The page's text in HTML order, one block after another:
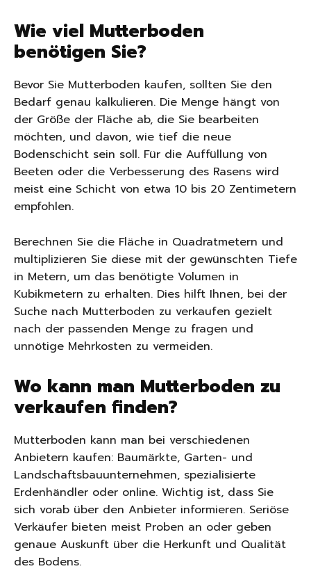
Wie viel Mutterboden
benötigen Sie?
Bevor Sie Mutterboden kaufen, sollten Sie den
Bedarf genau kalkulieren. Die Menge hängt von
der Größe der Fläche ab, die Sie bearbeiten
möchten, und davon, wie tief die neue
Bodenschicht sein soll. Für die Auffüllung von
Beeten oder die Verbesserung des Rasens wird
meist eine Schicht von etwa 10 bis 20 Zentimetern
empfohlen.
Berechnen Sie die Fläche in Quadratmetern und
multiplizieren Sie diese mit der gewünschten Tiefe
in Metern, um das benötigte Volumen in
Kubikmetern zu erhalten. Dies hilft Ihnen, bei der
Suche nach Mutterboden zu verkaufen gezielt
nach der passenden Menge zu fragen und
unnötige Mehrkosten zu vermeiden.
Wo kann man Mutterboden zu
verkaufen finden?
Mutterboden kann man bei verschiedenen
Anbietern kaufen: Baumärkte, Garten- und
Landschaftsbauunternehmen, spezialisierte
Erdenhändler oder online. Wichtig ist, dass Sie
sich vorab über den Anbieter informieren. Seriöse
Verkäufer bieten meist Proben an oder geben
genaue Auskunft über die Herkunft und Qualität
des Bodens.